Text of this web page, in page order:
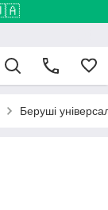
Беруші